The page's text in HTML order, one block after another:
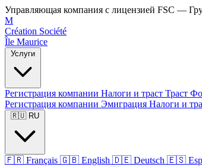
Управляющая компания с лицензией FSC —
M
Création Société
Île Maurice
Регистрация компании Налоги и траст Траст
Регистрация компании Эмиграция Налоги и
🇫🇷 Français 🇬🇧 English 🇩🇪 Deutsch 🇪🇸